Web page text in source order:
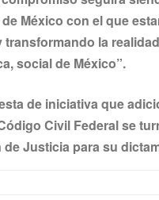
México con el que
transformando la
social de México”.
de iniciativa que
Civil Federal se
Justicia para su